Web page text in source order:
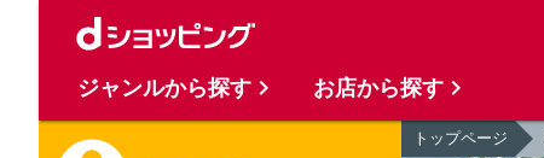
トップページ
ジャンルから探す お店から探す